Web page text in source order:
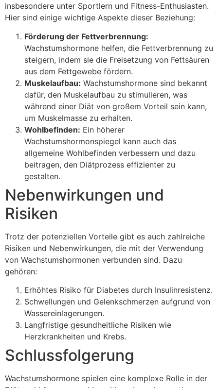
insbesondere unter Sportlern und Fitness-Enthusiasten.
Hier sind einige wichtige Aspekte dieser Beziehung:
Förderung der Fettverbrennung:
Wachstumshormone helfen, die Fettverbrennung zu
steigern, indem sie die Freisetzung von Fettsäuren
aus dem Fettgewebe fördern.
Muskelaufbau: Wachstumshormone sind bekannt
dafür, den Muskelaufbau zu stimulieren, was
während einer Diät von großem Vorteil sein kann,
um Muskelmasse zu erhalten.
Wohlbefinden: Ein höherer
Wachstumshormonspiegel kann auch das
allgemeine Wohlbefinden verbessern und dazu
beitragen, den Diätprozess effizienter zu
gestalten.
Nebenwirkungen und
Risiken
Trotz der potenziellen Vorteile gibt es auch zahlreiche
Risiken und Nebenwirkungen, die mit der Verwendung
von Wachstumshormonen verbunden sind. Dazu
gehören:
Erhöhtes Risiko für Diabetes durch Insulinresistenz.
Schwellungen und Gelenkschmerzen aufgrund von
Wassereinlagerungen.
Langfristige gesundheitliche Risiken wie
Herzkrankheiten und Krebs.
Schlussfolgerung
Wachstumshormone spielen eine komplexe Rolle in der